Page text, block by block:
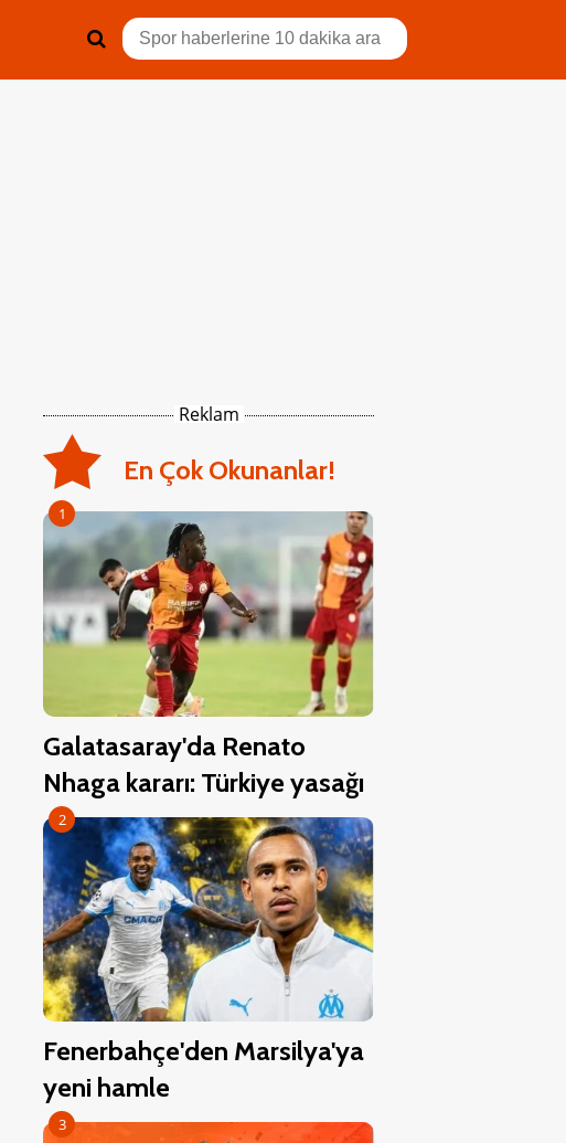
Reklam
En Çok Okunanlar!
1
Galatasaray'da Renato
Nhaga kararı: Türkiye yasağı
2
Fenerbahçe'den Marsilya'ya
yeni hamle
3